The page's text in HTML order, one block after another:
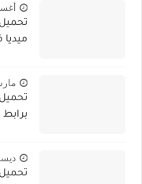
تحميل
ميديا
مارس
ديسمبر